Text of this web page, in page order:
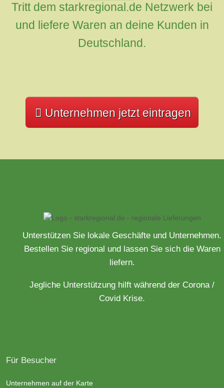
Tritt dem starkregional.de Netzwerk bei
und liefere Waren an deine Kunden in
Deutschland.
Unternehmen jetzt eintragen
Unterstützen Sie lokale Geschäfte und Unternehmen.
Bestellen Sie regional und lassen Sie sich die Waren
liefern.
Jegliche Unterstützung hilft während der Corona /
Covid Krise.
Für Besucher
Unternehmen auf der Karte